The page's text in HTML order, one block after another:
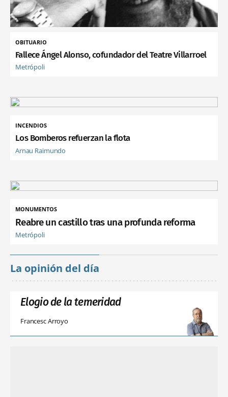
OBITUARIO
Fallece Ángel Alonso, cofundador del Teatre Villarroel
Metrópoli
INCENDIOS
Los Bomberos refuerzan la flota
Arnau Raimundo
MONUMENTOS
Reabre un castillo tras una profunda reforma
Metrópoli
La opinión del día
Elogio de la temeridad
Francesc Arroyo